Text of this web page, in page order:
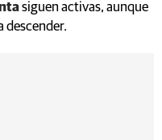
siguen activas, aunque
descender.